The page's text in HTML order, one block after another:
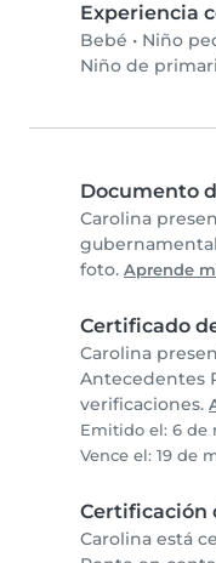
Experiencia
Bebé • Niño
Niño de
Documento
Carolina
foto. Aprende
Certificado
Carolina
Antecedentes
verificaciones.
Emitido el: 6 de
Vence el: 19 de
Certificación
Carolina está